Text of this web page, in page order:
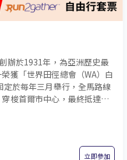
辦於1931年，為亞洲歷史最
獲「世界田徑總會（WA）白
於每年三月舉行，全馬路線
梭首爾市中心，最終抵達蠶
譽為「最容易突破個人最佳
，這都是一場一生必跑的國際
立即參加